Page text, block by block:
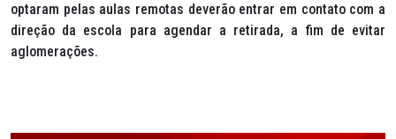
optaram pelas aulas remotas deverão entrar em contato com a
direção da escola para agendar a retirada, a fim de evitar
aglomerações.